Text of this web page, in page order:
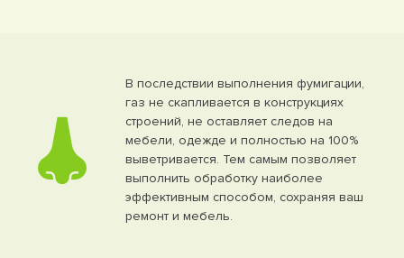
В последствии выполнения фумигации,
газ не скапливается в конструкциях
строений, не оставляет следов на
мебели, одежде и полностью на 100%
выветривается. Тем самым позволяет
выполнить обработку наиболее
эффективным способом, сохраняя ваш
ремонт и мебель.